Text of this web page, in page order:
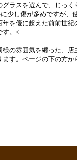
グラスを選んで、じっく
少し傷が多めですが、
年を優に超えた前前世
す。<
様の雰囲気を纏った、
ます。ページの下の方か